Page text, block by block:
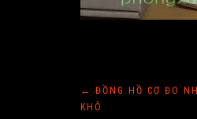
Điều
←
ĐỒNG HỒ CƠ ĐO
KHÔ